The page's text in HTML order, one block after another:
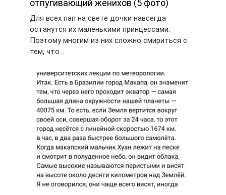
отпугивающий женихов (5 фото)
Для всех пап на свете дочки навсегда
останутся их маленькими принцессами.
Поэтому многим из них сложно смириться с
тем, что…